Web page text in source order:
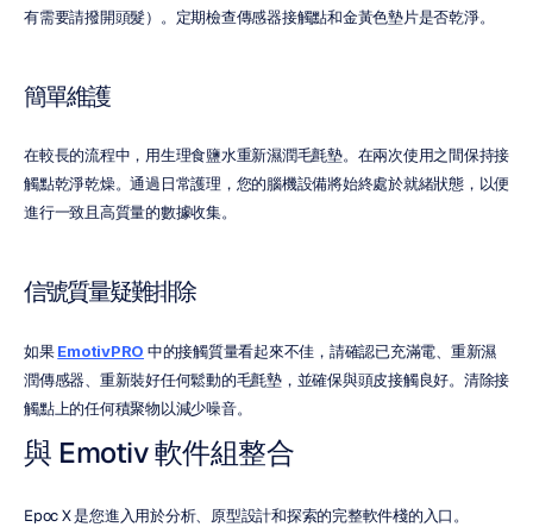
有需要請撥開頭髮）。定期檢查傳感器接觸點和金黃色墊片是否乾淨。
簡單維護
在較長的流程中，用生理食鹽水重新濕潤毛氈墊。在兩次使用之間保持接
觸點乾淨乾燥。通過日常護理，您的腦機設備將始終處於就緒狀態，以便
進行一致且高質量的數據收集。
信號質量疑難排除
如果 EmotivPRO 中的接觸質量看起來不佳，請確認已充滿電、重新濕
潤傳感器、重新裝好任何鬆動的毛氈墊，並確保與頭皮接觸良好。清除接
觸點上的任何積聚物以減少噪音。
與 Emotiv 軟件組整合
Epoc X 是您進入用於分析、原型設計和探索的完整軟件棧的入口。